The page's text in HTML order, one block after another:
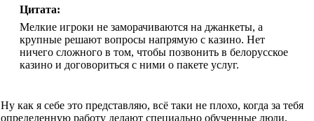
Цитата:
Мелкие игроки не заморачиваются на джанкеты, а
крупные решают вопросы напрямую с казино. Нет
ничего сложного в том, чтобы позвонить в белорусское
казино и договориться с ними о пакете услуг.
Ну как я себе это представляю, всё таки не плохо, когда за тебя
определенную работу делают специально обученные люди,